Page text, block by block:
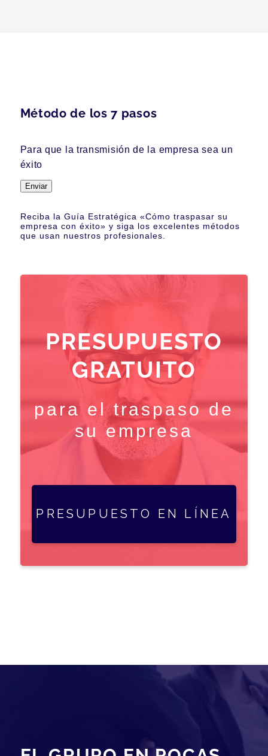
Método de los 7 pasos
Para que la transmisión de la empresa sea un
éxito
Enviar
Reciba la Guía Estratégica «Cómo traspasar su
empresa con éxito» y siga los excelentes métodos
que usan nuestros profesionales.
PRESUPUESTO
GRATUITO
para el traspaso de
su empresa
PRESUPUESTO EN LÍNEA